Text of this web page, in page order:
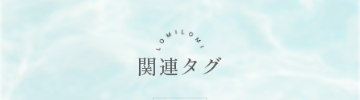
関連タグ